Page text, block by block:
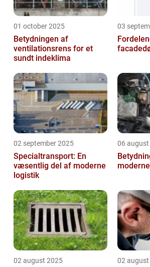
01 october 2025
Betydningen af
ventilationsrens for et
sundt indeklima
03
02 september 2025
Specialtransport: En
væsentlig del af moderne
logistik
06
02 august 2025 02